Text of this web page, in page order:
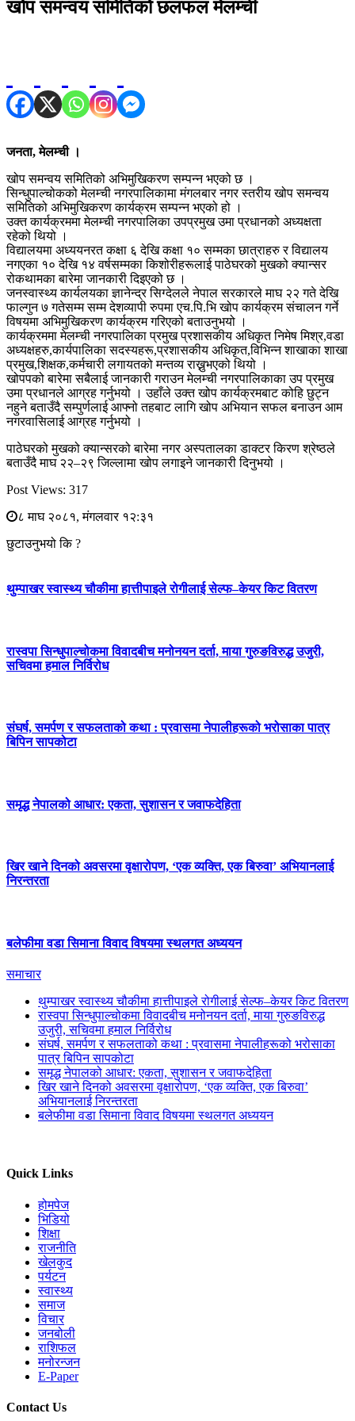
खोप समन्वय समितिको छलफल मेलम्ची
जनता, मेलम्ची ।
खोप समन्वय समितिको अभिमुखिकरण सम्पन्न भएको छ ।
सिन्धुपाल्चोकको मेलम्ची नगरपालिकामा मंगलबार नगर स्तरीय खोप समन्वय
समितिको अभिमुखिकरण कार्यक्रम सम्पन्न भएको हो ।
उक्त कार्यक्रममा मेलम्ची नगरपालिका उपप्रमुख उमा प्रधानको अध्यक्षता
रहेको थियो ।
विद्यालयमा अध्ययनरत कक्षा ६ देखि कक्षा १० सम्मका छात्राहरु र विद्यालय
नगएका १० देखि १४ वर्षसम्मका किशोरीहरूलाई पाठेघरको मुखको क्यान्सर
रोकथामका बारेमा जानकारी दिइएको छ ।
जनस्वास्थ्य कार्यलयका ज्ञानेन्द्र सिग्देलले नेपाल सरकारले माघ २२ गते देखि
फाल्गुन ७ गतेसम्म सम्म देशव्यापी रुपमा एच.पि.भि खोप कार्यक्रम संचालन गर्ने
विषयमा अभिमुखिकरण कार्यक्रम गरिएको बताउनुभयो ।
कार्यक्रममा मेलम्ची नगरपालिका प्रमुख प्रशासकीय अधिकृत निमेष मिश्र,वडा
अध्यक्षहरु,कार्यपालिका सदस्यहरू,प्रशासकीय अधिकृत,विभिन्न शाखाका शाखा
प्रमुख,शिक्षक,कर्मचारी लगायतको मन्तव्य राख्नुभएको थियो ।
खोपपको बारेमा सबैलाई जानकारी गराउन मेलम्ची नगरपालिकाका उप प्रमुख
उमा प्रधानले आग्रह गर्नुभयो । उहाँले उक्त खोप कार्यक्रमबाट कोहि छुट्न
नहुने बताउँदै सम्पुर्णलाई आफ्नो तहबाट लागि खोप अभियान सफल बनाउन आम
नगरवासिलाई आग्रह गर्नुभयो ।
पाठेघरको मुखको क्यान्सरको बारेमा नगर अस्पतालका डाक्टर किरण श्रेष्ठले
बताउँदै माघ २२–२९ जिल्लामा खोप लगाइने जानकारी दिनुभयो ।
Post Views: 317
८ माघ २०८१, मंगलवार १२:३१
छुटाउनुभयो कि ?
थुम्पाखर स्वास्थ्य चौकीमा हात्तीपाइले रोगीलाई सेल्फ–केयर किट वितरण
रास्वपा सिन्धुपाल्चोकमा विवादबीच मनोनयन दर्ता, माया गुरुङविरुद्ध उजुरी,
सचिवमा हमाल निर्विरोध
संघर्ष, समर्पण र सफलताको कथा : प्रवासमा नेपालीहरूको भरोसाका पात्र
बिपिन सापकोटा
समृद्ध नेपालको आधार: एकता, सुशासन र जवाफदेहिता
खिर खाने दिनको अवसरमा वृक्षारोपण, ‘एक व्यक्ति, एक बिरुवा’ अभियानलाई
निरन्तरता
बलेफीमा वडा सिमाना विवाद विषयमा स्थलगत अध्ययन
समाचार
थुम्पाखर स्वास्थ्य चौकीमा हात्तीपाइले रोगीलाई सेल्फ–केयर किट वितरण
रास्वपा सिन्धुपाल्चोकमा विवादबीच मनोनयन दर्ता, माया गुरुङविरुद्ध
उजुरी, सचिवमा हमाल निर्विरोध
संघर्ष, समर्पण र सफलताको कथा : प्रवासमा नेपालीहरूको भरोसाका
पात्र बिपिन सापकोटा
समृद्ध नेपालको आधार: एकता, सुशासन र जवाफदेहिता
खिर खाने दिनको अवसरमा वृक्षारोपण, ‘एक व्यक्ति, एक बिरुवा’
अभियानलाई निरन्तरता
बलेफीमा वडा सिमाना विवाद विषयमा स्थलगत अध्ययन
Quick Links
होमपेज
भिडियो
शिक्षा
राजनीति
खेलकुद
पर्यटन
स्वास्थ्य
समाज
विचार
जनबोली
राशिफल
मनोरन्जन
E-Paper
Contact Us